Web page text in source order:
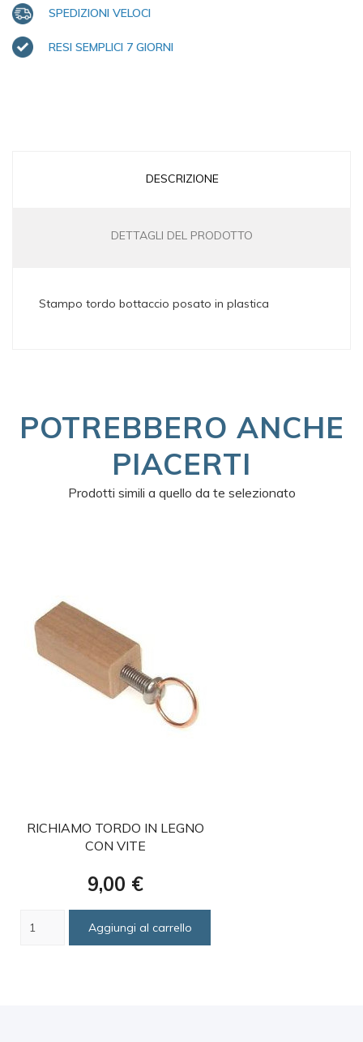
SPEDIZIONI VELOCI
RESI SEMPLICI 7 GIORNI
DESCRIZIONE
DETTAGLI DEL PRODOTTO
Stampo tordo bottaccio posato in plastica
POTREBBERO ANCHE
PIACERTI
Prodotti simili a quello da te selezionato
RICHIAMO TORDO IN LEGNO
CON VITE
Prezzo
9,00 €
Aggiungi al carrello